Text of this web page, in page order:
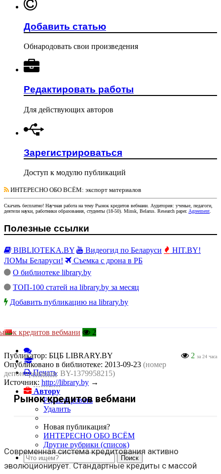
Добавить статью
Обнародовать свои произведения
Редактировать работы
Для действующих авторов
Зарегистрироваться
Доступ к модулю публикаций
ИНТЕРЕСНО ОБО ВСЁМ: экспорт материалов
Скачать бесплатно! Научная работана тему Рынок кредитов вебмани. Аудитория: ученые, педагоги,
деятели науки, работники образования, студенты (18-50). Minsk, Belarus. Research paper. Agreement.
Полезные ссылки
BIBLIOTEKA.BY Видеогид по Беларуси
HIT.BY!
ЛОМы Беларуси!
Съемка с дрона в РБ
О библиотеке library.by
ТОП-100 статей на library.by за месяц
Добавить публикацию на library.by
кредитов вебмани 2
Печать
Автору
Редактировать
Удалить
Новая публикация?
ИНТЕРЕСНО ОБО ВСЁМ
Другие рубрики (список)
2 за 24 часа
Публикатор: БЦБ LIBRARY.BY
Опубликовано в библиотеке: 2013-09-23 (номер
депонирования: BY-1379958215)
Источник: http://library.by →
Рынок кредитов вебмани
Современная система кредитования активно
эволюционирует. Стандартные кредиты с массой